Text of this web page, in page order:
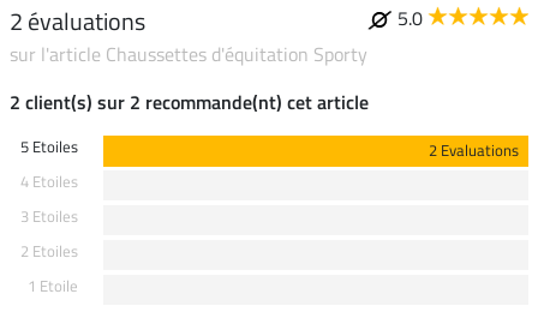
2 évaluations
5.0
sur l'article Chaussettes d'équitation Sporty
2 client(s) sur 2 recommande(nt) cet article
5 Etoiles
2 Evaluations
4 Etoiles
3 Etoiles
2 Etoiles
1 Etoile